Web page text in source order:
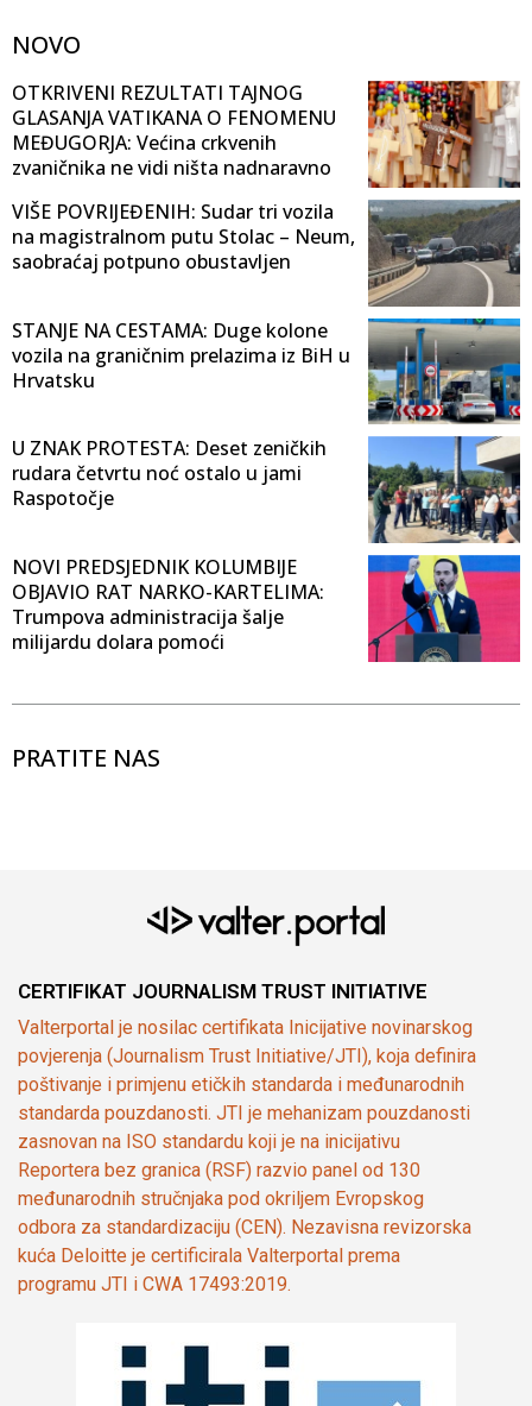
NOVO
OTKRIVENI REZULTATI TAJNOG
GLASANJA VATIKANA O FENOMENU
MEĐUGORJA: Većina crkvenih
zvaničnika ne vidi ništa nadnaravno
VIŠE POVRIJEĐENIH: Sudar tri vozila
na magistralnom putu Stolac – Neum,
saobraćaj potpuno obustavljen
STANJE NA CESTAMA: Duge kolone
vozila na graničnim prelazima iz BiH u
Hrvatsku
U ZNAK PROTESTA: Deset zeničkih
rudara četvrtu noć ostalo u jami
Raspotočje
NOVI PREDSJEDNIK KOLUMBIJE
OBJAVIO RAT NARKO-KARTELIMA:
Trumpova administracija šalje
milijardu dolara pomoći
PRATITE NAS
CERTIFIKAT JOURNALISM TRUST INITIATIVE
Valterportal je nosilac certifikata Inicijative novinarskog
povjerenja (Journalism Trust Initiative/JTI), koja definira
poštivanje i primjenu etičkih standarda i međunarodnih
standarda pouzdanosti. JTI je mehanizam pouzdanosti
zasnovan na ISO standardu koji je na inicijativu
Reportera bez granica (RSF) razvio panel od 130
međunarodnih stručnjaka pod okriljem Evropskog
odbora za standardizaciju (CEN). Nezavisna revizorska
kuća Deloitte je certificirala Valterportal prema
programu JTI i CWA 17493:2019.